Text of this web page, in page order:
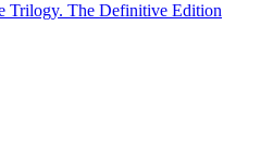
Trilogy. The Definitive Edition